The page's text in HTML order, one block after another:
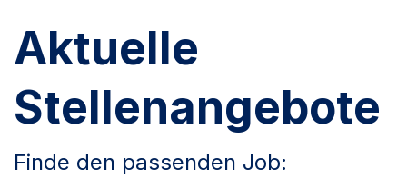
Aktuelle
Stellenangebote
Finde den passenden Job: